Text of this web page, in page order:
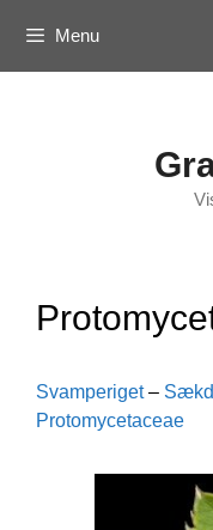
content
Menu
Svamperiget–
Protomycetaceae